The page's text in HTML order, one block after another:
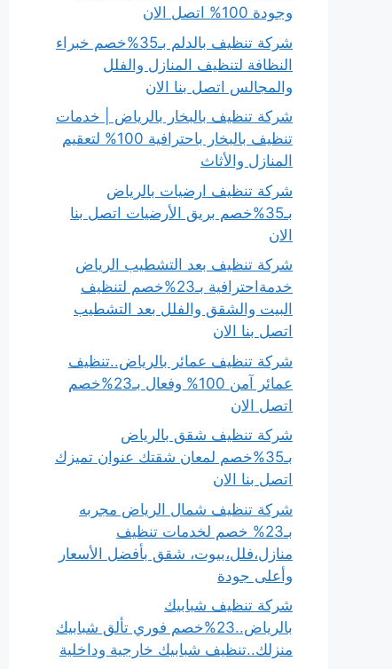
وجودة 100% اتصل الان
شركة تنظيف بالدلم بـ35%خصم خبراء
النظافة لتنظيف المنازل والفلل
والمجالس اتصل بنا الان
شركة تنظيف بالبخار بالرياض | خدمات
تنظيف بالبخار باحترافية 100% لتعقيم
المنازل والأثاث
شركة تنظيف ارضيات بالرياض
بـ35%خصم بريق الأرضيات اتصل بنا
الان
شركة تنظيف بعد التشطيب الرياض
خدمةاحترافية بـ23%خصم لتنظيف
البيت والشقق والفلل بعد التشطيب
اتصل بنا الان
شركة تنظيف عمائر بالرياض..تنظيف
عمائر آمن 100% وفعال بـ23%خصم
اتصل الان
شركة تنظيف شقق بالرياض
بـ35%خصم لمعان شقتك عنوان تميزك
اتصل بنا الان
شركة تنظيف شمال الرياض مجربه
بـ23% خصم لخدمات تنظيف
منازل،فلل،بيوت، شقق بأفضل الأسعار
وأعلى جودة
شركة تنظيف شبابيك
بالرياض..23%خصم فوري تألق شبابيك
منزلك..تنظيف شبابيك خارجية وداخلية